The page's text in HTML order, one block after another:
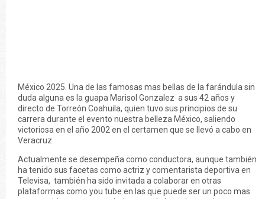
México 2025. Una de las famosas mas bellas de la farándula sin
duda alguna es la guapa Marisol Gonzalez a sus 42 años y
directo de Torreón Coahuila, quien tuvo sus principios de su
carrera durante el evento nuestra belleza México, saliendo
victoriosa en el año 2002 en el certamen que se llevó a cabo en
Veracruz.
Actualmente se desempeña como conductora, aunque también
ha tenido sus facetas como actriz y comentarista deportiva en
Televisa, también ha sido invitada a colaborar en otras
plataformas como you tube en las que puede ser un poco mas